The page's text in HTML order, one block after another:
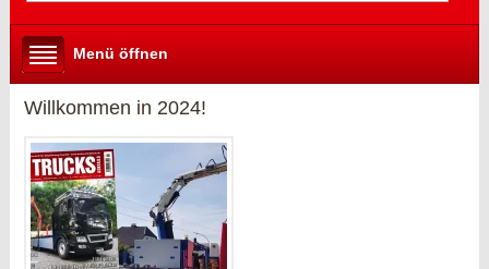
Menü öffnen
Willkommen in 2024!